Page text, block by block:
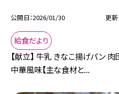
公開日 2026/01/30 更
給食だより
【献立】 牛乳 きなこ揚げパン
中華風味【主な食材と...